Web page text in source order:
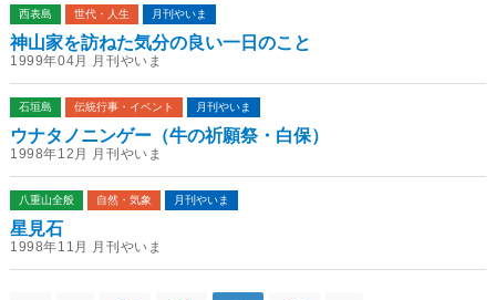
西表島 世代・人生 月刊やいま
神山家を訪ねた気分の良い一日のこと
1999年04月 月刊やいま
石垣島 伝統行事・イベント 月刊やいま
ウナタノニンゲー（牛の祈願祭・白保）
1998年12月 月刊やいま
八重山全般 自然・気象 月刊やいま
星見石
1998年11月 月刊やいま